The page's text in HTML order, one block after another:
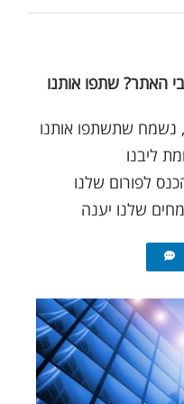
האתר? שתפו אותנו
נשמח שתשתפו אותנו
ליבנו
לפורום שלנו
שלנו יענה
לביטוח בע"מ